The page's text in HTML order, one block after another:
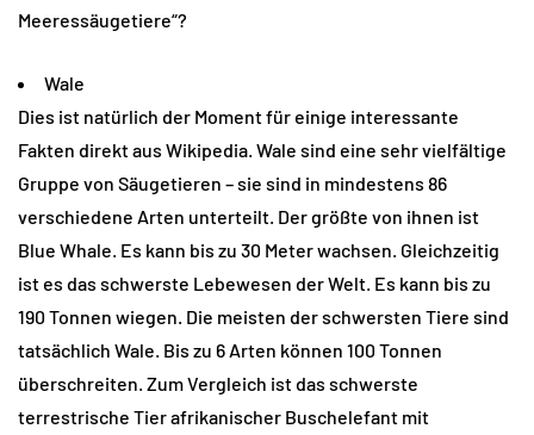
Meeressäugetiere“?
Wale
Dies ist natürlich der Moment für einige interessante
Fakten direkt aus Wikipedia. Wale sind eine sehr vielfältige
Gruppe von Säugetieren – sie sind in mindestens 86
verschiedene Arten unterteilt. Der größte von ihnen ist
Blue Whale. Es kann bis zu 30 Meter wachsen. Gleichzeitig
ist es das schwerste Lebewesen der Welt. Es kann bis zu
190 Tonnen wiegen. Die meisten der schwersten Tiere sind
tatsächlich Wale. Bis zu 6 Arten können 100 Tonnen
überschreiten. Zum Vergleich ist das schwerste
terrestrische Tier afrikanischer Buschelefant mit